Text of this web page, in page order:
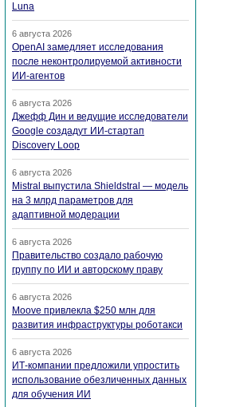
Luna
6 августа 2026
OpenAI замедляет исследования
после неконтролируемой активности
ИИ-агентов
6 августа 2026
Джефф Дин и ведущие исследователи
Google создадут ИИ-стартап
Discovery Loop
6 августа 2026
Mistral выпустила Shieldstral — модель
на 3 млрд параметров для
адаптивной модерации
6 августа 2026
Правительство создало рабочую
группу по ИИ и авторскому праву
6 августа 2026
Moove привлекла $250 млн для
развития инфраструктуры роботакси
6 августа 2026
ИТ-компании предложили упростить
использование обезличенных данных
для обучения ИИ